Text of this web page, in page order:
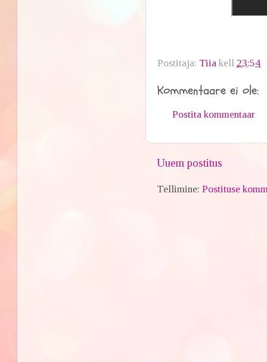
Postitaja: Tiia kell 23:54
Kommentaare ei ole:
Postita kommentaar
Uuem postitus
Tellimine:Postituse